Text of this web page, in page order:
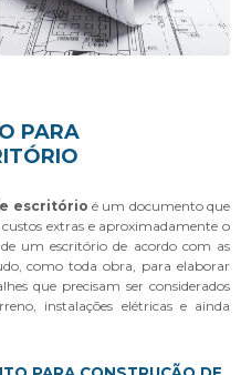
PARA
escritório é um documento que
extras e aproximadamente o
um escritório de acordo com as
como toda obra, para elaborar
que precisam ser considerados
instalações elétricas e ainda